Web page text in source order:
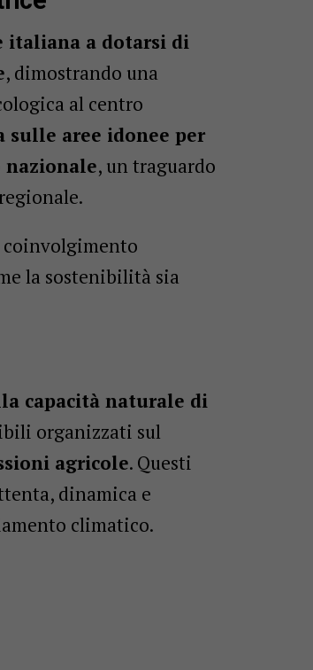
italiana a dotarsi di
, dimostrando una
al centro
sulle aree idonee per
, un traguardo
coinvolgimento
la sostenibilità sia
capacità naturale di
organizzati sul
agricole. Questi
dinamica e
climatico.